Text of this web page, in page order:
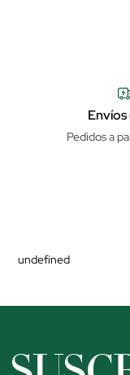
Pedidos a
undefined